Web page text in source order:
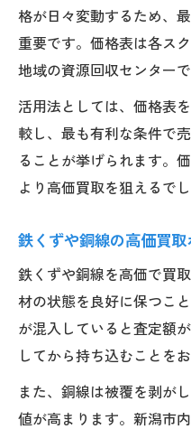
格が日々変動するため、
重要です。価格表は各ス
地域の資源回収センター
活用法としては、価格表
較し、最も有利な条件で
ることが挙げられます。
より高価買取を狙えるでし
鉄くずや銅線の高価買
鉄くずや銅線を高価で買
材の状態を良好に保つこ
が混入していると査定額
してから持ち込むことを
また、銅線は被覆を剥が
値が高まります。新潟市